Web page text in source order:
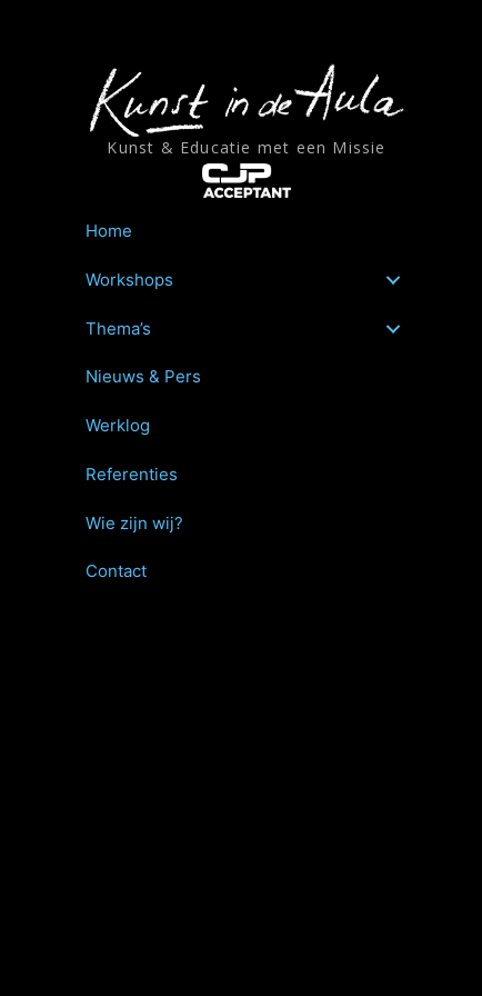
Kunst & Educatie met een Missie
Home
Workshops
Thema’s
Nieuws & Pers
Werklog
Referenties
Wie zijn wij?
Contact